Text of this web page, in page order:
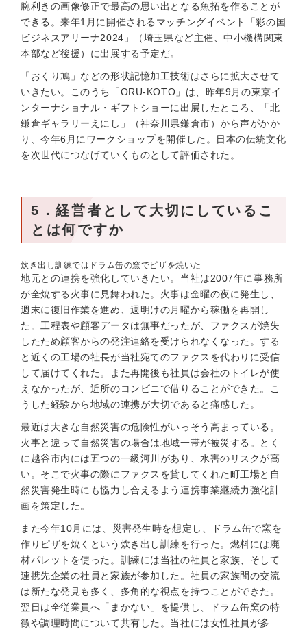
腕利きの画像修正で最高の思い出となる魚拓を作ることが
できる。来年1月に開催されるマッチングイベント「彩の国
ビジネスアリーナ2024」（埼玉県など主催、中小機構関東
本部など後援）に出展する予定だ。
「おくり鳩」などの形状記憶加工技術はさらに拡大させて
いきたい。このうち「ORU-KOTO」は、昨年9月の東京イ
ンターナショナル・ギフトショーに出展したところ、「北
鎌倉ギャラリーえにし」（神奈川県鎌倉市）から声がかか
り、今年6月にワークショップを開催した。日本の伝統文化
を次世代につなげていくものとして評価された。
5．経営者として大切にしているこ
とは何ですか
炊き出し訓練ではドラム缶の窯でピザを焼いた
地元との連携を強化していきたい。当社は2007年に事務所
が全焼する火事に見舞われた。火事は金曜の夜に発生し、
週末に復旧作業を進め、週明けの月曜から稼働を再開し
た。工程表や顧客データは無事だったが、ファクスが焼失
したため顧客からの発注連絡を受けられなくなった。する
と近くの工場の社長が当社宛てのファクスを代わりに受信
して届けてくれた。また再開後も社員は会社のトイレが使
えなかったが、近所のコンビニで借りることができた。こ
うした経験から地域の連携が大切であると痛感した。
最近は大きな自然災害の危険性がいっそう高まっている。
火事と違って自然災害の場合は地域一帯が被災する。とく
に越谷市内には五つの一級河川があり、水害のリスクが高
い。そこで火事の際にファクスを貸してくれた町工場と自
然災害発生時にも協力し合えるよう連携事業継続力強化計
画を策定した。
また今年10月には、災害発生時を想定し、ドラム缶で窯を
作りピザを焼くという炊き出し訓練を行った。燃料には廃
材パレットを使った。訓練には当社の社員と家族、そして
連携先企業の社員と家族が参加した。社員の家族間の交流
は新たな発見も多く、多角的な視点を持つことができた。
翌日は全従業員へ「まかない」を提供し、ドラム缶窯の特
徴や調理時間について共有した。当社には女性社員が多